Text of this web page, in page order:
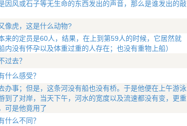
因风或石子等无生命的东西发出的声音，那么是谁发出的敲
像虎，这是什么动物?
来的定员是60人，结果，在上到第59人的时候，它居然就
内没有怀孕以及体重过重的人存在；也没有重物上船）
过去？
什么感受？
办事；但是，这条河没有船也没有桥。于是他便在上午游泳
到了对岸，当天下午，河水的宽度以及流速都没有变，更重
可是他竟用了
什么不同？